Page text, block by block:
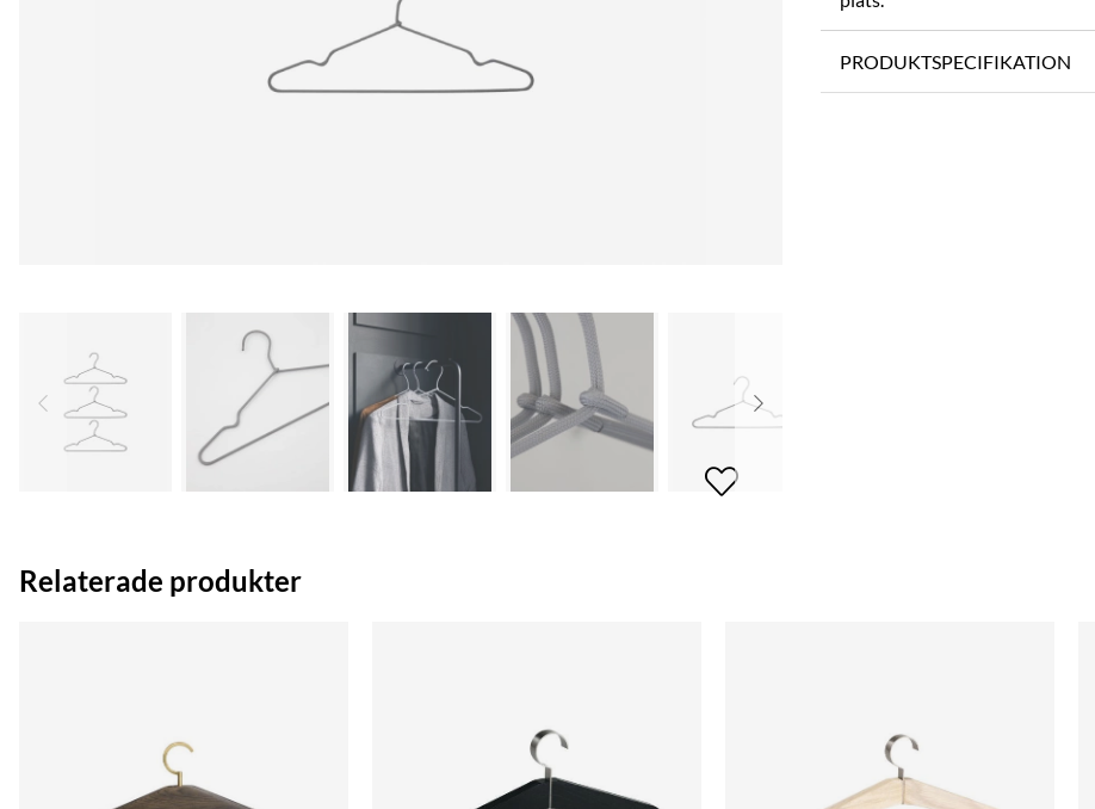
PRODUKTSPECIFIKATION
Relaterade produkter